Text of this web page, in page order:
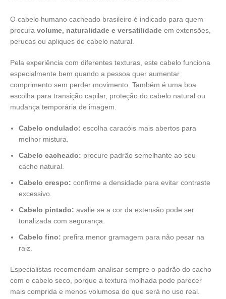
O cabelo humano cacheado brasileiro é indicado para quem
procura volume, naturalidade e versatilidade em extensões,
perucas ou apliques de cabelo natural.
Pela experiência com diferentes texturas, este cabelo funciona
especialmente bem quando a pessoa quer aumentar
comprimento sem perder movimento. Também é uma boa
escolha para transição capilar, proteção do cabelo natural ou
mudança temporária de imagem.
Cabelo ondulado: escolha caracóis mais abertos para
melhor mistura.
Cabelo cacheado: procure padrão semelhante ao seu
cacho natural.
Cabelo crespo: confirme a densidade para evitar contraste
excessivo.
Cabelo pintado: avalie se a cor da extensão pode ser
tonalizada com segurança.
Cabelo fino: prefira menor gramagem para não pesar na
raiz.
Especialistas recomendam analisar sempre o padrão do cacho
com o cabelo seco, porque a textura molhada pode parecer
mais comprida e menos volumosa do que será no uso real.